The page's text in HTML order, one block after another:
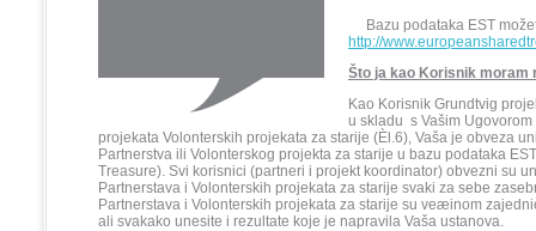
Bazu podataka EST
http://
Što ja kao Korisnik moram
Kao Korisnik Grundtvig
u skladu s Vašim
projekata Volonterskih projekata za starije (Èl.6), Vaša je obveza
Partnerstva ili Volonterskog projekta za starije u bazu podataka
Treasure). Svi korisnici (partneri i projekt koordinator) obvezni su
Partnerstava i Volonterskih projekata za starije svaki za sebe
Partnerstava i Volonterskih projekata za starije su veæinom
ali svakako unesite i rezultate koje je napravila Vaša ustanova.